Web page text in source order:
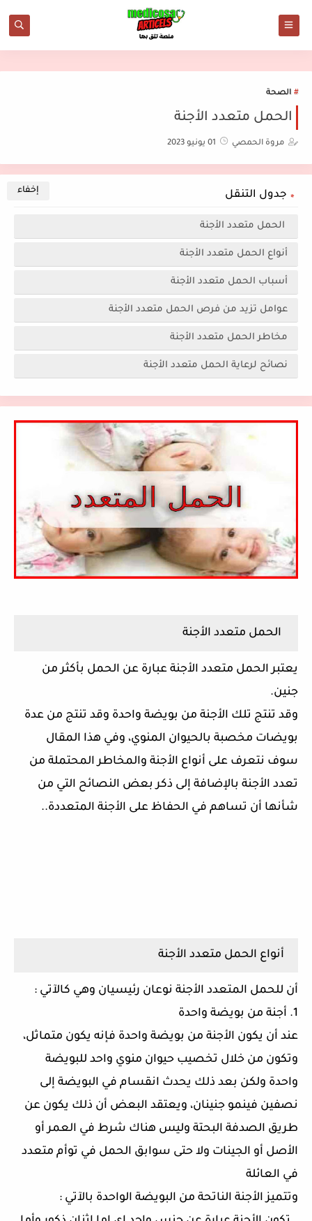
الصحة
الحمل متعدد الأجنة
مروة الحمصي 01 يونيو 2023
جدول التنقل
الحمل متعدد الأجنة
أنواع الحمل متعدد الأجنة
أسباب الحمل متعدد الأجنة
عوامل تزيد من فرص الحمل متعدد الأجنة
مخاطر الحمل متعدد الأجنة
نصائح لرعاية الحمل متعدد الأجنة
الحمل متعدد الأجنة
يعتبر الحمل متعدد الأجنة عبارة عن الحمل بأكثر من
جنين.
وقد تنتج تلك الأجنة من بويضة واحدة وقد تنتج من عدة
بويضات مخصبة بالحيوان المنوي، وفي هذا المقال
سوف نتعرف على أنواع الأجنة والمخاطر المحتملة من
تعدد الأجنة بالإضافة إلى ذكر بعض النصائح التي من
شأنها أن تساهم في الحفاظ على الأجنة المتعددة..
أنواع الحمل متعدد الأجنة
أن للحمل المتعدد الأجنة نوعان رئيسيان وهي كالآتي :
1. أجنة من بويضة واحدة
عند أن يكون الأجنة من بويضة واحدة فإنه يكون متماثل،
وتكون من خلال تخصيب حيوان منوي واحد للبويضة
واحدة ولكن بعد ذلك يحدث انقسام في البويضة إلى
نصفين فينمو جنينان، ويعتقد البعض أن ذلك يكون عن
طريق الصدفة البحتة وليس هناك شرط في العمر أو
الأصل أو الجينات ولا حتى سوابق الحمل في توأم متعدد
في العائلة
وتتميز الأجنة الناتحة من البويضة الواحدة بالآتي :